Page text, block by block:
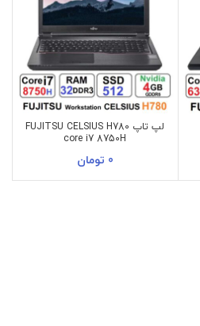
لپ تاپ FUJITSU CELSIUS H780
core i7 8750H
0 تومان